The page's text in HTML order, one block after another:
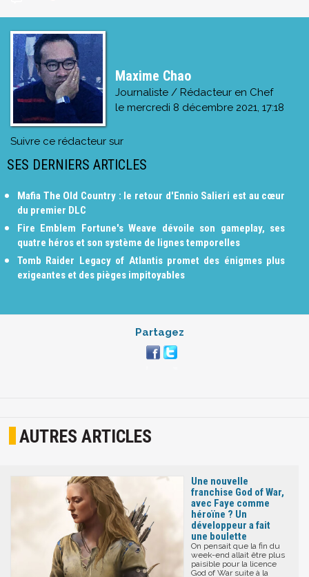
Maxime Chao
Journaliste / Rédacteur en Chef
le mercredi 8 décembre 2021, 17:18
Suivre ce rédacteur sur
SES DERNIERS ARTICLES
Mafia The Old Country : le retour d'Ennio Salieri est au cœur
du premier DLC
Fire Emblem Fortune's Weave dévoile son gameplay, ses
quatre héros et son système de lignes temporelles
Tomb Raider Legacy of Atlantis promet des énigmes plus
exigeantes et des pièges impitoyables
Partagez
AUTRES ARTICLES
Une nouvelle
franchise God of War,
avec Faye comme
héroïne ? Un
développeur a fait
une boulette
On pensait que la fin du
week-end allait être plus
paisible pour la licence
God of War suite à la